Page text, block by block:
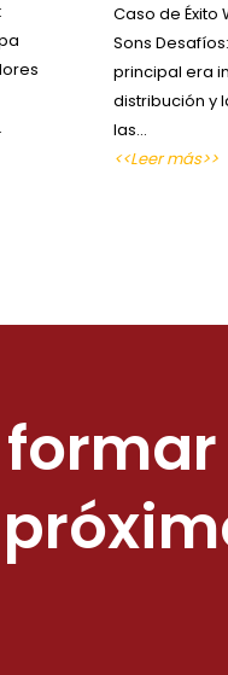
Caso de Éxito
Sons
principal era
distribución y
las…
<<Leer más>>